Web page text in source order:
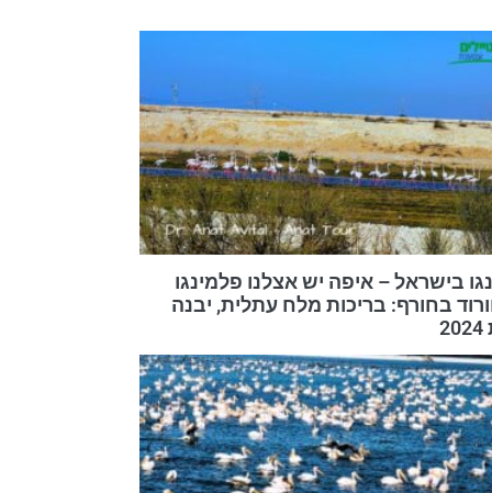
בישראל – איפה יש אצלנו פלמינגו
בחורף: בריכות מלח עתלית, יבנה